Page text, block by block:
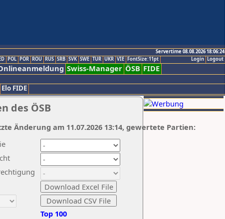
Servertime 08.08.2026 18:06:24
Logout
Login
POL POR ROU RUS SRB SVK SWE TUR UKR VIE FontSize:11pt
Swiss-Manager ÖSB FIDE
Elo FIDE
des ÖSB
Top 100
Änderung am 11.07.2026 13:14, gewertete Partien: